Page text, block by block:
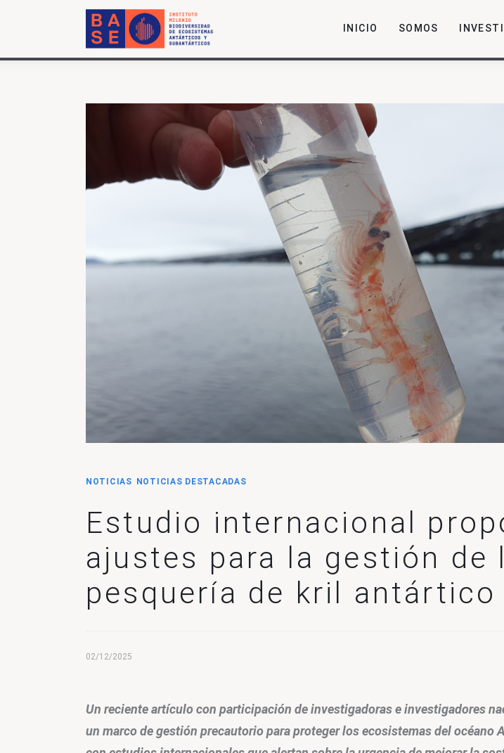
INICIO SOMOS
COMUNICACIONES
NOTICIAS NOTICIAS DESTACADAS
Estudio internacional
ajustes para la gestión de
pesquería de kril antártico
02/12/2025
Un reciente artículo con participación de investigadoras e investigadores
un marco de gestión precautorio para proteger los ecosistemas del océano